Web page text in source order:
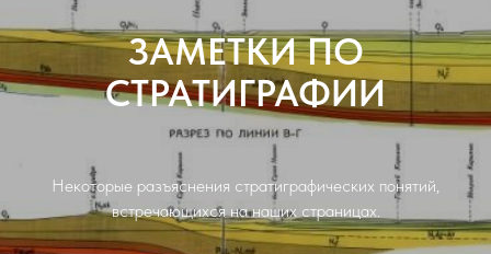
ЗАМЕТКИ ПО
СТРАТИГРАФИИ
Некоторые разъяснения стратиграфических понятий,
встречающихся на наших страницах.